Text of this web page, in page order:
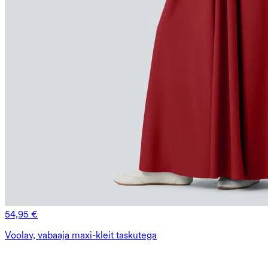
54,95 €
Voolav, vabaaja maxi-kleit taskutega